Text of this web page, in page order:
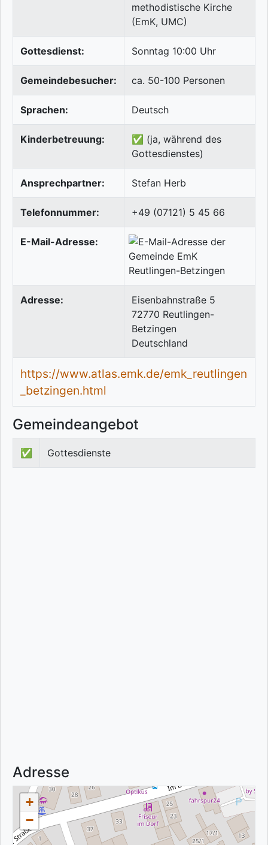
methodistische Kirche
(EmK, UMC)
Gottesdienst: Sonntag 10:00 Uhr
Gemeindebesucher: ca. 50-100 Personen
Sprachen: Deutsch
Kinderbetreuung:
✅ (ja, während des
Gottesdienstes)
Ansprechpartner: Stefan Herb
Telefonnummer: +49 (07121) 5 45 66
E-Mail-Adresse:
Adresse:
Eisenbahnstraße 5
72770 Reutlingen-
Betzingen
Deutschland
https://www.atlas.emk.de/emk_reutlingen
_betzingen.html
Gemeindeangebot
✅ Gottesdienste
Adresse
+
−